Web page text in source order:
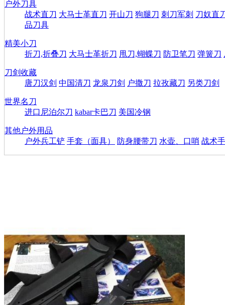
户外刀具
战术直刀 大马士革直刀 开山刀 狗腿刀 刺刀军刺 刀奴直
品刀具
精美小刀
折刀,折叠刀 大马士革折刀 甩刀,蝴蝶刀 防卫笔刀 弹簧刀
刀剑收藏
唐刀汉剑 中国清刀 龙泉刀剑 户撒刀 拉孜藏刀 另类刀剑
世界名刀
进口尼泊尔刀 kabar卡巴刀 美国冷钢
其他户外用品
户外兵工铲 手套（面具） 防身腰带刀 水壶、口哨 战术